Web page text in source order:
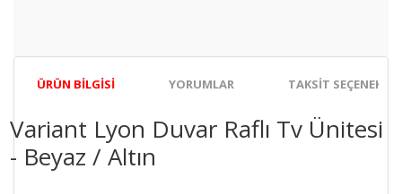
ÜRÜN BILGISI YORUMLAR TAKSIT
Variant Lyon Duvar Raflı Tv Ünitesi
- Beyaz / Altın